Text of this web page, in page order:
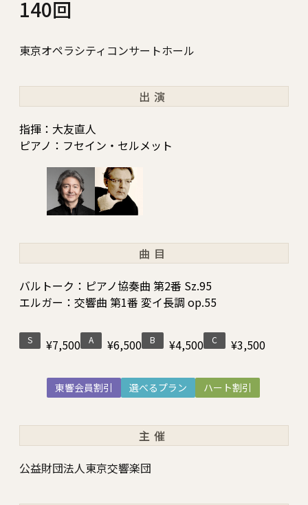
140回
東京オペラシティコンサートホール
出演
指揮：大友直人
ピアノ：フセイン・セルメット
曲目
バルトーク：ピアノ協奏曲 第2番 Sz.95
エルガー：交響曲 第1番 変イ長調 op.55
S ¥7,500 A ¥6,500 B ¥4,500 C ¥3,500
東響会員割引 選べるプラン ハート割引
主催
公益財団法人東京交響楽団